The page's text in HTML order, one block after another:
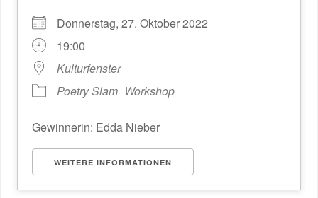
Donnerstag, 27. Oktober 2022
19:00
Kulturfenster
Poetry Slam Workshop
Gewinnerin: Edda Nieber
WEITERE INFORMATIONEN